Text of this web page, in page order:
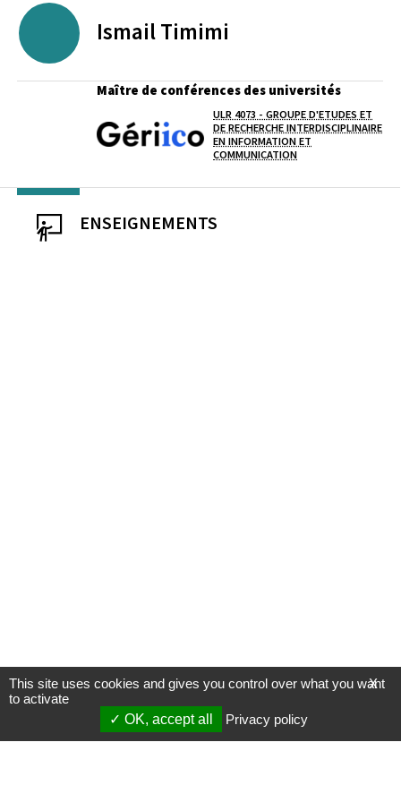
IsmailTimimi
Maître de conférences des universités
Laboratoire / équipe
ULR 4073 - GROUPE D'ETUDES ET
DE RECHERCHE INTERDISCIPLINAIRE
EN INFORMATION ET
COMMUNICATION
ENSEIGNEMENTS
X
This site uses cookies and gives you control over what you want
to activate
OK, accept all
Privacy policy